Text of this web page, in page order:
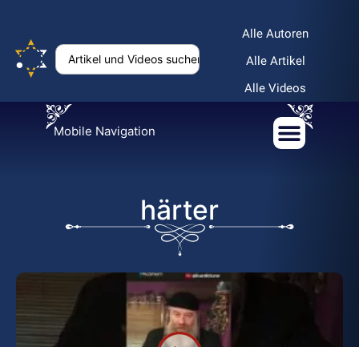
Alle Autoren
Alle Artikel
Alle Videos
Mobile Navigation
härter